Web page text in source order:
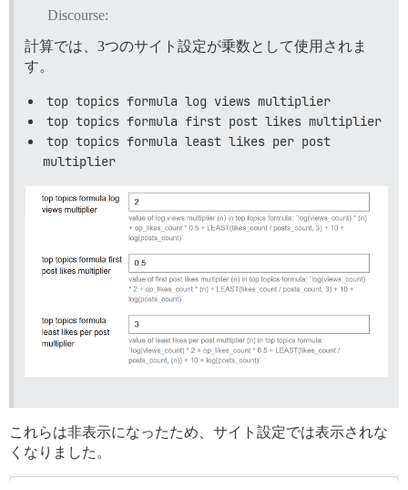
    CASE WHEN likes.count > 0 AND posts.count > 0
       THEN
LEAST(likes.count / posts.count,
       ELSE 0
    END +
0 - ((10 - topics.posts_count) / 20) *
    ELSE
       10
    END +
    log(GREATEST(posts.count, 1))
FROM posts
INNER JOIN views ON posts.topic_id = views.topic_id
INNER JOIN likes ON posts.topic_id = likes.topic_id
INNER JOIN op_likes ON posts.topic_id =
LEFT JOIN topics ON topics.id = posts.topic_id AND
WHERE topics.deleted_at IS NULL
  AND topics.visible
  AND topics.archetype <> 'private_message'
  AND NOT topics.archived
AND topics.id NOT IN (SELECT id FROM
Discourse:
計算では、3つのサイト設定が乗数として使用されま
す。
top topics formula log views multiplier
top topics formula first post likes multiplier
top topics formula least likes per post
multiplier
これらは非表示になったため、サイト設定では表示されな
くなりました。